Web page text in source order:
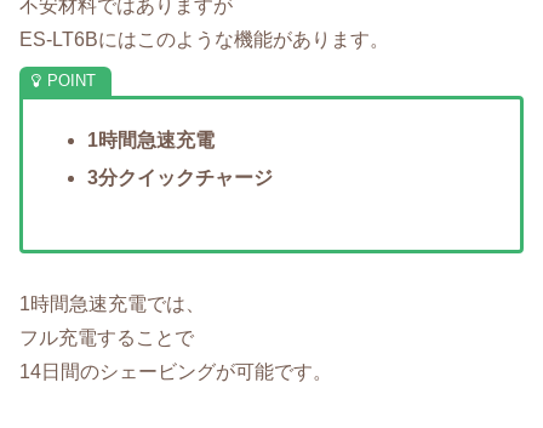
不安材料ではありますが
ES-LT6Bにはこのような機能があります。
1時間急速充電
3分クイックチャージ
1時間急速充電では、
フル充電することで
14日間のシェービングが可能です。